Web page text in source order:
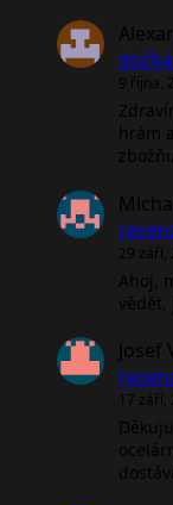
9 října,
hrám
29 září,
Ahoj,
vědět,
Josef
17 září,